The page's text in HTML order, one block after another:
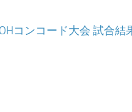
コンコード大会 試合結